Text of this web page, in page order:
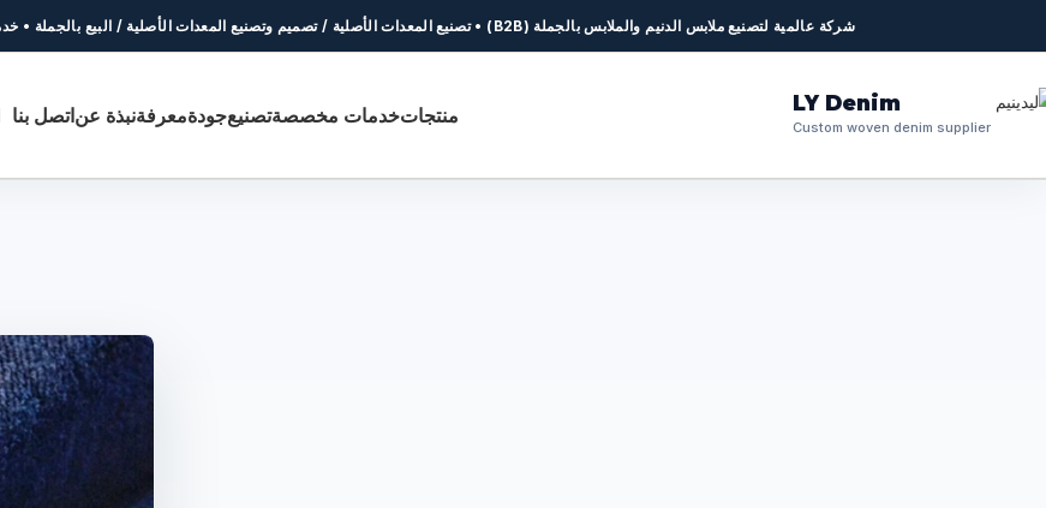
شركة عالمية لتصنيع ملابس الدنيم والملابس بالجملة (B2B) • تصنيع المعدات الأصلية / تصميم وتصنيع المعدات الأصلية / البيع بالجملة • خدمة
LY Denim
Custom woven denim supplier منتجاتخدمات مخصصةتصنيعجودةمعرفةنبذة عناتصل بنا